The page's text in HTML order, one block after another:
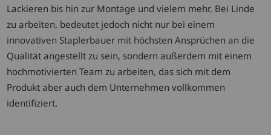
Lackieren bis hin zur Montage und vielem mehr. Bei Linde
zu arbeiten, bedeutet jedoch nicht nur bei einem
innovativen Staplerbauer mit höchsten Ansprüchen an die
Qualität angestellt zu sein, sondern außerdem mit einem
hochmotivierten Team zu arbeiten, das sich mit dem
Produkt aber auch dem Unternehmen vollkommen
identifiziert.